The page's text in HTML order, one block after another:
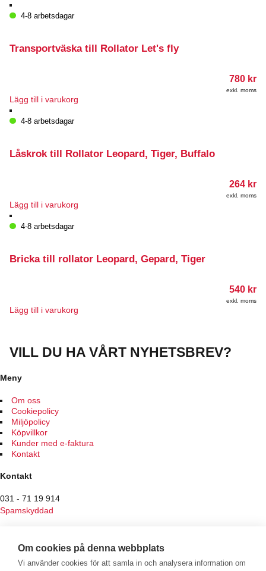
Om cookies på denna webbplats
Vi använder cookies för att samla in och analysera information om
4-8 arbetsdagar
Transportväska till Rollator Let's fly
780 kr
exkl. moms
Lägg till i varukorg
4-8 arbetsdagar
Låskrok till Rollator Leopard, Tiger, Buffalo
264 kr
exkl. moms
Lägg till i varukorg
4-8 arbetsdagar
Bricka till rollator Leopard, Gepard, Tiger
540 kr
exkl. moms
Lägg till i varukorg
VILL DU HA VÅRT NYHETSBREV?
Meny
Om oss
Cookiepolicy
Miljöpolicy
Köpvillkor
Kunder med e-faktura
Kontakt
Kontakt
031 - 71 19 914
Spamskyddad
436 34 Sisjön